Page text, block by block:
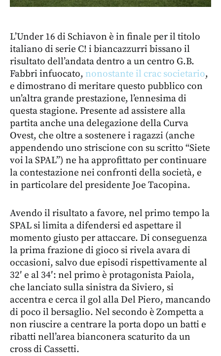
L’Under 16 di Schiavon è in finale per il titolo
italiano di serie C! i biancazzurri bissano il
risultato dell’andata dentro a un centro G.B.
Fabbri infuocato, nonostante il crac societario,
e dimostrano di meritare questo pubblico con
un’altra grande prestazione, l’ennesima di
questa stagione. Presente ad assistere alla
partita anche una delegazione della Curva
Ovest, che oltre a sostenere i ragazzi (anche
appendendo uno striscione con su scritto “Siete
voi la SPAL”) ne ha approfittato per continuare
la contestazione nei confronti della società, e
in particolare del presidente Joe Tacopina.
Avendo il risultato a favore, nel primo tempo la
SPAL si limita a difendersi ed aspettare il
momento giusto per attaccare. Di conseguenza
la prima frazione di gioco si rivela avara di
occasioni, salvo due episodi rispettivamente al
32′ e al 34′: nel primo è protagonista Paiola,
che lanciato sulla sinistra da Siviero, si
accentra e cerca il gol alla Del Piero, mancando
di poco il bersaglio. Nel secondo è Zompetta a
non riuscire a centrare la porta dopo un batti e
ribatti nell’area bianconera scaturito da un
cross di Cassetti.